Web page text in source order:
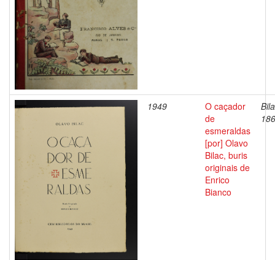
1949
O caçador
de
esmeraldas
[por] Olavo
Bilac, buris
originais de
Enrico
Bianco